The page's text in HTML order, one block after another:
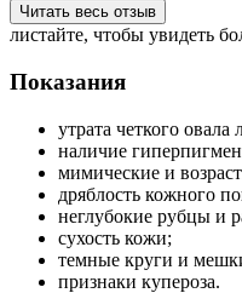
Читать весь отзыв
листайте, чтобы увидеть
Показания
утрата четкого овала
наличие
мимические и
дряблость кожного
неглубокие рубцы и
сухость кожи;
темные круги и
признаки купероза.